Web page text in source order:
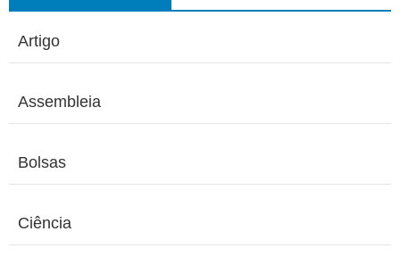
Artigo
Assembleia
Bolsas
Ciência